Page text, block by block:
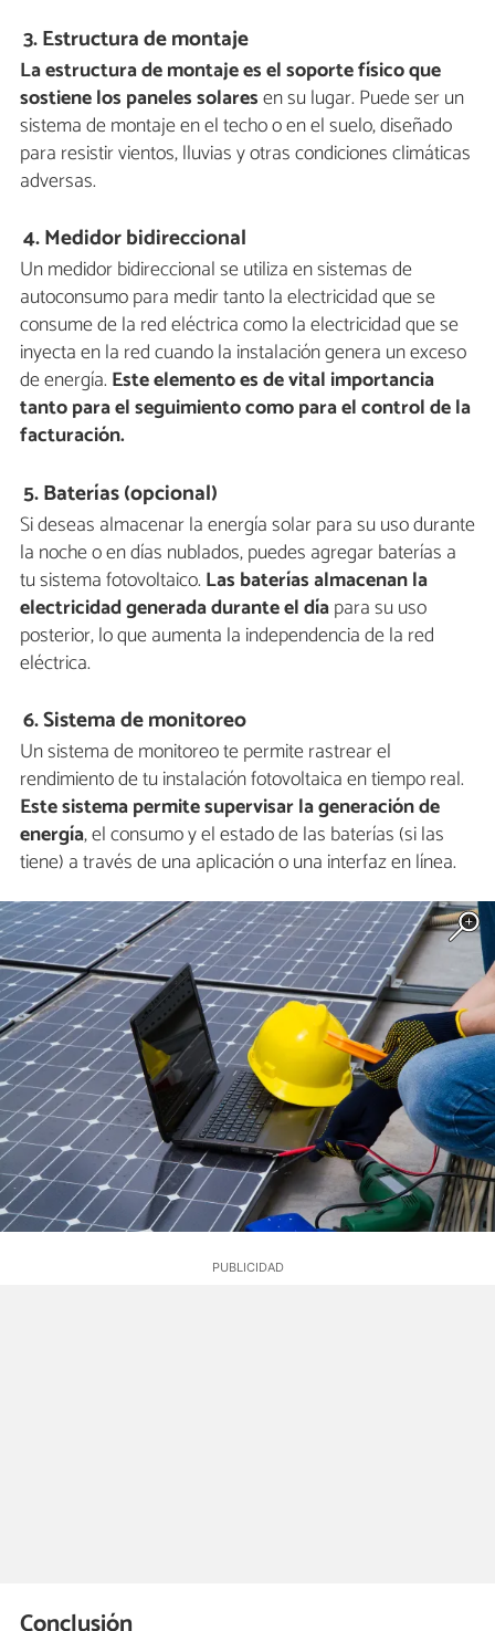
3. Estructura de montaje
La estructura de montaje es el soporte físico que
sostiene los paneles solaresen su lugar. Puede ser un
sistema de montaje en el techo o en el suelo, diseñado
para resistir vientos, lluvias y otras condiciones climáticas
adversas.
4. Medidor bidireccional
Un medidor bidireccional se utiliza en sistemas de
autoconsumo para medir tanto la electricidad que se
consume de la red eléctrica como la electricidad que se
inyecta en la red cuando la instalación genera un exceso
de energía. Este elemento es de vital importancia
tanto para el seguimiento como para el control de la
facturación.
5. Baterías (opcional)
Si deseas almacenar la energía solar para su uso durante
la noche o en días nublados, puedes agregar baterías a
tu sistema fotovoltaico. Las baterías almacenan la
electricidad generada durante el díapara su uso
posterior, lo que aumenta la independencia de la red
eléctrica.
6. Sistema de monitoreo
Un sistema de monitoreo te permite rastrear el
rendimiento de tu instalación fotovoltaica en tiempo real.
Este sistema permite supervisar la generación de
energía, el consumo y el estado de las baterías (si las
tiene) a través de una aplicación o una interfaz en línea.